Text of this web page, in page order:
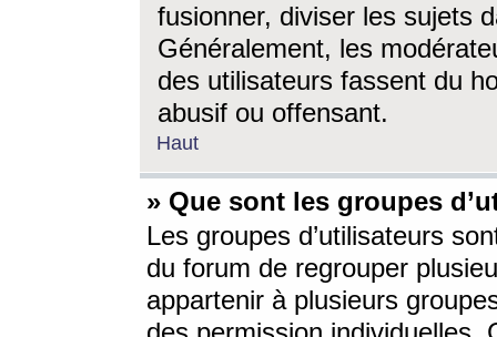
fusionner, diviser les sujets
Généralement, les
des utilisateurs fassent du
abusif ou offensant.
Haut
» Que sont les groupes
Les groupes d’utilisateurs
du forum de regrouper
appartenir à plusieurs